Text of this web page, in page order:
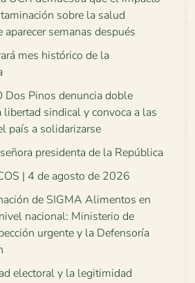
sobre la salud
aparecer semanas después
mes histórico de la
Dos Pinos denuncia doble
sindical y convoca a las
país a solidarizarse
presidenta de la República
| 4 de agosto de 2026
de SIGMA Alimentos en
nacional: Ministerio de
urgente y la Defensoría
electoral y la legitimidad